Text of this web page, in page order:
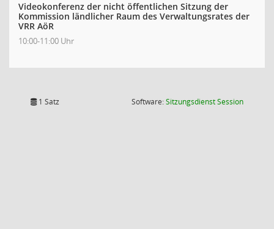
Videokonferenz der nicht öffentlichen Sitzung der
Kommission ländlicher Raum des Verwaltungsrates der
VRR AöR
10:00-11:00 Uhr
1 Satz Software:SitzungsdienstSession(Wird in